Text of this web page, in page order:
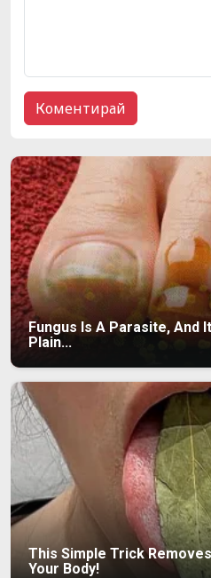
Fungus Is A Parasite, And
Plain...
This Simple Trick
Your Body!